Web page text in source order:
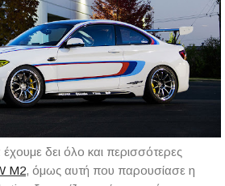
έχουμε δει όλο και περισσότερες
M2, όμως αυτή που παρουσίασε η